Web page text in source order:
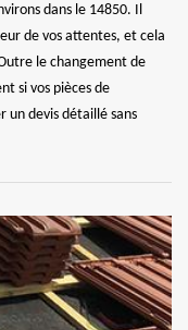
dans le 14850. Il
de vos attentes, et cela
le changement de
si vos pièces de
un devis détaillé sans